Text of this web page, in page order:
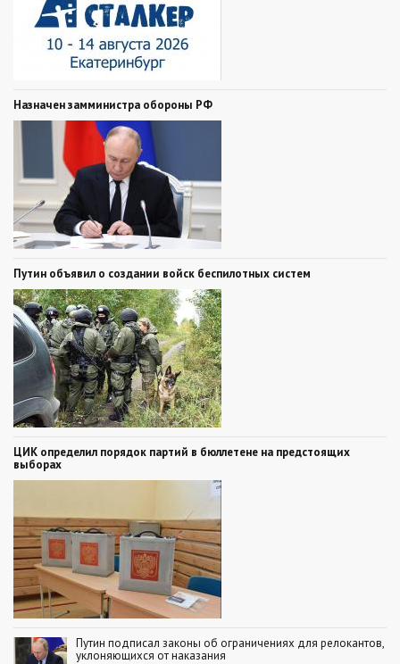
Назначен замминистра обороны РФ
Путин объявил о создании войск беспилотных систем
ЦИК определил порядок партий в бюллетене на предстоящих
выборах
Путин подписал законы об ограничениях для релокантов,
уклоняющихся от наказания